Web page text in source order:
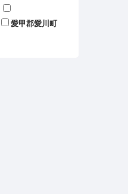
愛甲郡愛川町